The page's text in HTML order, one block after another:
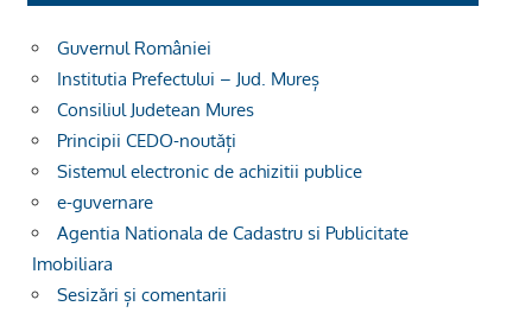
Guvernul României
Institutia Prefectului – Jud. Mureș
Consiliul Judetean Mures
Principii CEDO-noutăți
Sistemul electronic de achizitii publice
e-guvernare
Agentia Nationala de Cadastru si Publicitate
Imobiliara
Sesizări și comentarii